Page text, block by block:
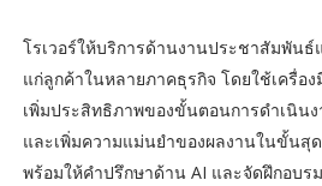
โรเวอร์ให้บริการด้านงานประชาสัมพันธ์
แก่ลูกค้าในหลายภาคธุรกิจ โดยใช้เครื่อ
เพิ่มประสิทธิภาพของขั้นตอนการดำเนิน
และเพิ่มความแม่นยำของผลงานในขั้นสุ
พร้อมให้คำปรึกษาด้าน AI และจัดฝึกอบร